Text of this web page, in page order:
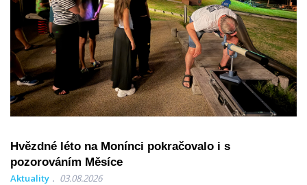
Hvězdné léto na Monínci pokračovalo i s
pozorováním Měsíce
Aktuality 03.08.2026